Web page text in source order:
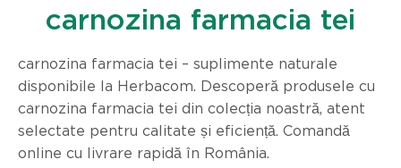
carnozina farmacia tei
carnozina farmacia tei – suplimente naturale
disponibile la Herbacom. Descoperă produsele cu
carnozina farmacia tei din colecția noastră, atent
selectate pentru calitate și eficiență. Comandă
online cu livrare rapidă în România.